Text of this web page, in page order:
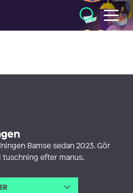
Bamse sedan 2023. Gör
efter manus.